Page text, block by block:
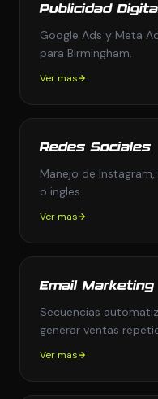
Publicidad
Google Ads y Meta
para Birmingham.
Ver mas
Redes Sociales
Manejo de
o ingles.
Ver mas
Email Marketing
Secuencias
generar ventas
Ver mas